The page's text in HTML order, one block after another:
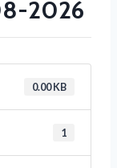
2026
0.00 KB
1